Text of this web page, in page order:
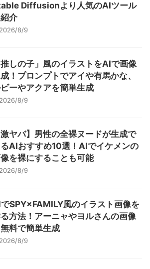
Diffusionより人気のAIツール
介
2026/8/9
推しの子」風のイラストをAIで画像
！プロンプトでアイや有馬かな、
ーやアクアを簡単生成
2026/8/9
激ヤバ】男性の全裸ヌードが生成で
AIおすすめ10選！AIでイケメンの
を裸にすることも可能
2026/8/9
SPY×FAMILY風のイラスト画像を
方法！アーニャやヨルさんの画像
料で簡単生成
2026/8/9